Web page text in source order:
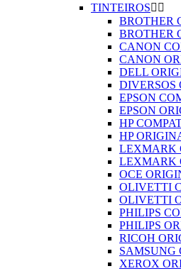
TINTEIROS 
BROTHER
BROTHER
CANON
CANON
DELL
DIVERSOS
EPSON
EPSON
HP
HP
LEXMARK
LEXMARK
OCE
OLIVETTI
OLIVETTI
PHILIPS
PHILIPS
RICOH
SAMSUNG
XEROX